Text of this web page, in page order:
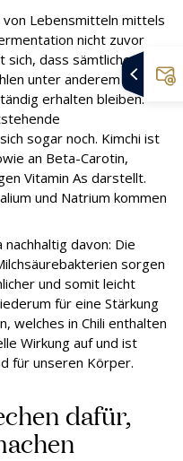
Lebensmitteln mittels
nicht zuvor
sich, dass sämtliche
unter anderem auch
erhalten bleiben.
sogar noch. Kimchi ist
an Beta-Carotin,
Vitamin As darstellt.
und Natrium kommen
davon: Die
sorgen
und somit leicht
für eine Stärkung
welches in Chili enthalten
Wirkung auf und ist
für unseren Körper.
dafür,